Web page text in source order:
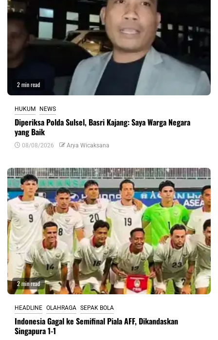
2 min read
HUKUM NEWS
Diperiksa Polda Sulsel, Basri Kajang: Saya Warga Negara
yang Baik
08/08/2026 Arya Wicaksana
2 min read
HEADLINE OLAHRAGA SEPAK BOLA
Indonesia Gagal ke Semifinal Piala AFF, Dikandaskan
Singapura 1-1